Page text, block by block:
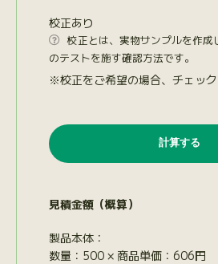
校正あり

校正とは、実物サンプルを作成
のテストを施す確認方法です。
※校正をご希望の場合、チェック
見積金額（概算）
製品本体：
数量：500 × 商品単価：606円